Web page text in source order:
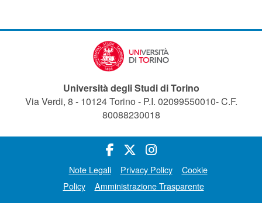
Università degli Studi di Torino
Via Verdi, 8 - 10124 Torino - P.I. 02099550010- C.F.
80088230018
Note Legali Privacy Policy
Cookie
Policy
Amministrazione Trasparente